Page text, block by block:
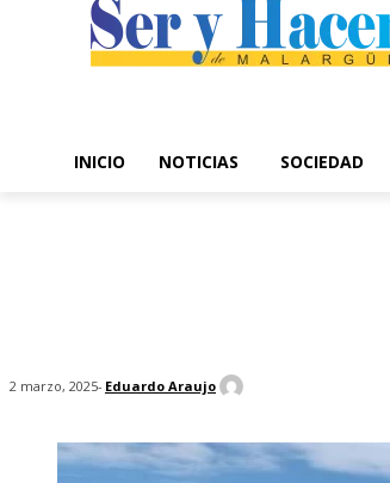
INICIO NOTICIAS SOCIEDAD
2 marzo, 2025- Eduardo Araujo